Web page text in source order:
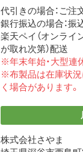
代引きの場合：ご注
銀行振込の場合：振
楽天ペイ（オンライ
が取れ次第）配送
※年末年始・大型連
※布製品は在庫状
く場合があります。
株式会社さやま